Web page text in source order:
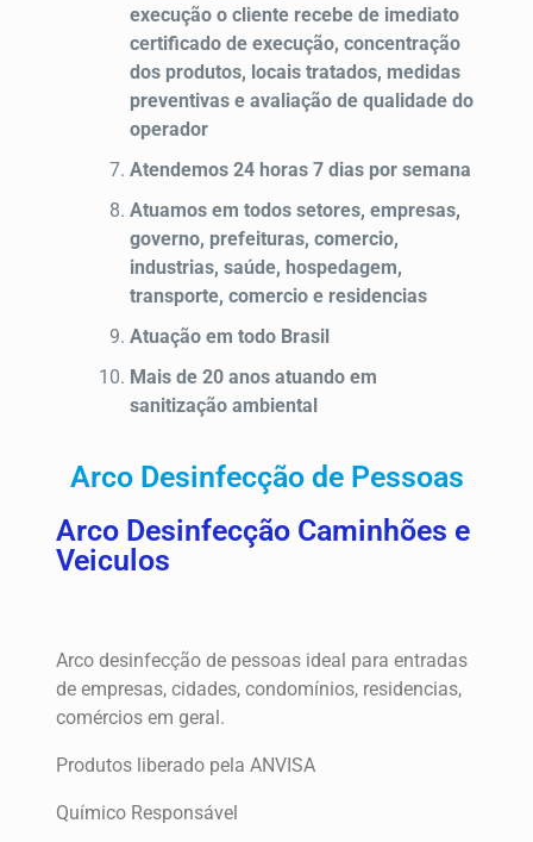
execução o cliente recebe de imediato
certificado de execução, concentração
dos produtos, locais tratados, medidas
preventivas e avaliação de qualidade do
operador
Atendemos 24 horas 7 dias por semana
Atuamos em todos setores, empresas,
governo, prefeituras, comercio,
industrias, saúde, hospedagem,
transporte, comercio e residencias
Atuação em todo Brasil
Mais de 20 anos atuando em
sanitização ambiental
Arco Desinfecção de Pessoas
Arco Desinfecção Caminhões e
Veiculos
Arco desinfecção de pessoas ideal para entradas
de empresas, cidades, condomínios, residencias,
comércios em geral.
Produtos liberado pela ANVISA
Químico Responsável